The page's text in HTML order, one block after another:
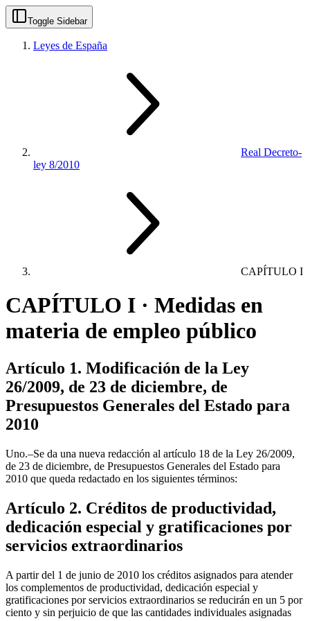
Toggle Sidebar
Leyes de España
Real Decreto-
ley 8/2010
CAPÍTULO I
CAPÍTULO I · Medidas en
materia de empleo público
Artículo 1. Modificación de la Ley
26/2009, de 23 de diciembre, de
Presupuestos Generales del Estado para
2010
Uno.–Se da una nueva redacción al artículo 18 de la Ley 26/2009,
de 23 de diciembre, de Presupuestos Generales del Estado para
2010 que queda redactado en los siguientes términos:
Artículo 2. Créditos de productividad,
dedicación especial y gratificaciones por
servicios extraordinarios
A partir del 1 de junio de 2010 los créditos asignados para atender
los complementos de productividad, dedicación especial y
gratificaciones por servicios extraordinarios se reducirán en un 5 por
ciento y sin perjuicio de que las cantidades individuales asignadas